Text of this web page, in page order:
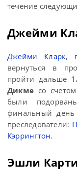
течение
Джейми
Джейми Кларк,
вернуться в
пройти дальше
Дикме со
были
финальный
преследователи:
Кэррингтон.
Эшли